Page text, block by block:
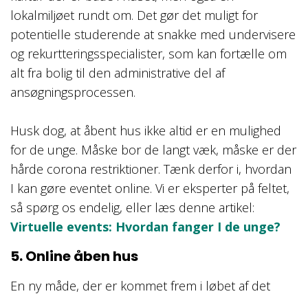
lokalmiljøet rundt om. Det gør det muligt for
potentielle studerende at snakke med undervisere
og rekurtteringsspecialister, som kan fortælle om
alt fra bolig til den administrative del af
ansøgningsprocessen.
Husk dog, at åbent hus ikke altid er en mulighed
for de unge. Måske bor de langt væk, måske er der
hårde corona restriktioner. Tænk derfor i, hvordan
I kan gøre eventet online. Vi er eksperter på feltet,
så spørg os endelig, eller læs denne artikel:
Virtuelle events: Hvordan fanger I de unge?
5. Online åben hus
En ny måde, der er kommet frem i løbet af det